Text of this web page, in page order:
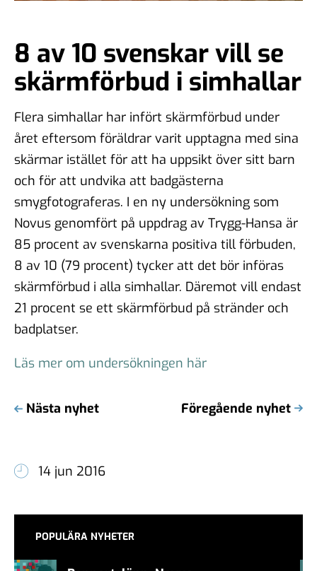
8 av 10 svenskar vill se
skärmförbud i simhallar
Flera simhallar har infört skärmförbud under
året eftersom föräldrar varit upptagna med sina
skärmar istället för att ha uppsikt över sitt barn
och för att undvika att badgästerna
smygfotograferas. I en ny undersökning som
Novus genomfört på uppdrag av Trygg-Hansa är
85 procent av svenskarna positiva till förbuden,
8 av 10 (79 procent) tycker att det bör införas
skärmförbud i alla simhallar. Däremot vill endast
21 procent se ett skärmförbud på stränder och
badplatser.
Läs mer om undersökningen här
Nästa nyhet Föregående nyhet
14 jun 2016
POPULÄRA NYHETER